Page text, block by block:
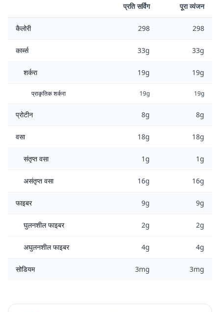
प्रति सर्विंग पूरा व्यंजन
कैलोरी 298 298
कार्ब्स 33g 33g
शर्करा 19g 19g
प्राकृतिक शर्करा 19g 19g
प्रोटीन 8g 8g
वसा 18g 18g
संतृप्त वसा 1g 1g
असंतृप्त वसा 16g 16g
फाइबर 9g 9g
घुलनशील फाइबर 2g 2g
अघुलनशील फाइबर 4g 4g
सोडियम 3mg 3mg